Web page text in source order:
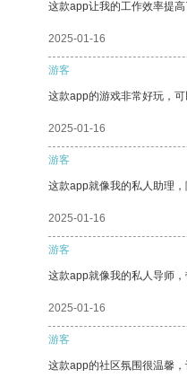
这款app让我的工作效率提
2025-01-16
游客
这款app的游戏非常好玩，可
2025-01-16
游客
这款app就像我的私人助理
2025-01-16
游客
这款app就像我的私人导师，
2025-01-16
游客
这款app的社区氛围很温馨，